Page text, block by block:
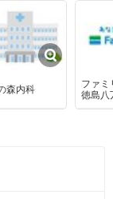
森内科
ファミ
徳島八